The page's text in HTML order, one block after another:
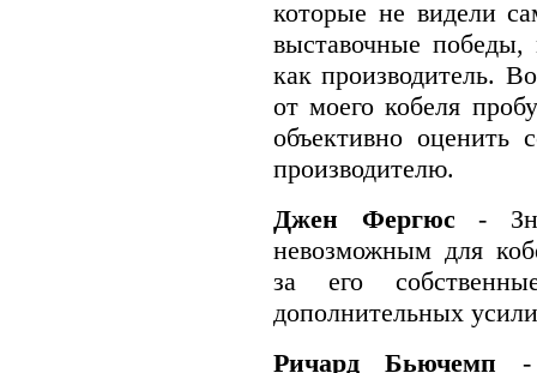
которые не видели
выставочные
как производитель.
от моего кобеля
объективно оценить
производителю.
Джен Фергюс -
невозможным для
за его
дополнительных
Ричард Бьючемп